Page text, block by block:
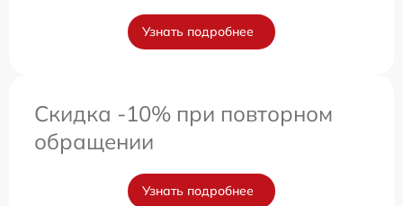
Узнать подробнее
Скидка -10% при повторном
обращении
Узнать подробнее